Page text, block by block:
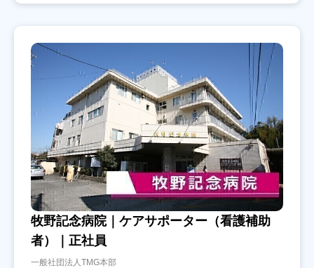
牧野記念病院｜ケアサポーター（看護補助
者）｜正社員
一般社団法人TMG本部